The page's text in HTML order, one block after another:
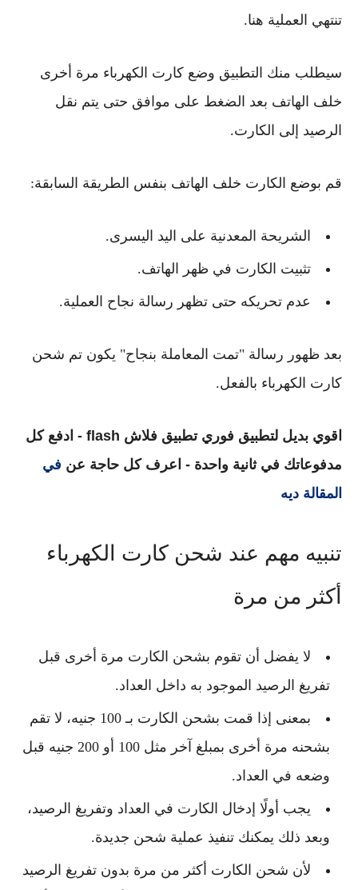
تنتهي العملية هنا.
سيطلب منك التطبيق وضع كارت الكهرباء مرة أخرى
خلف الهاتف بعد الضغط على موافق حتى يتم نقل
الرصيد إلى الكارت.
قم بوضع الكارت خلف الهاتف بنفس الطريقة السابقة:
الشريحة المعدنية على اليد اليسرى.
تثبيت الكارت في ظهر الهاتف.
عدم تحريكه حتى تظهر رسالة نجاح العملية.
بعد ظهور رسالة "تمت المعاملة بنجاح" يكون تم شحن
كارت الكهرباء بالفعل.
اقوي بديل لتطبيق فوري تطبيق فلاش flash - ادفع كل
مدفوعاتك في ثانية واحدة - اعرف كل حاجة عن في
المقالة ديه
تنبيه مهم عند شحن كارت الكهرباء
أكثر من مرة
لا يفضل أن تقوم بشحن الكارت مرة أخرى قبل
تفريغ الرصيد الموجود به داخل العداد.
بمعنى إذا قمت بشحن الكارت بـ 100 جنيه، لا تقم
بشحنه مرة أخرى بمبلغ آخر مثل 100 أو 200 جنيه قبل
وضعه في العداد.
يجب أولًا إدخال الكارت في العداد وتفريغ الرصيد،
وبعد ذلك يمكنك تنفيذ عملية شحن جديدة.
لأن شحن الكارت أكثر من مرة بدون تفريغ الرصيد